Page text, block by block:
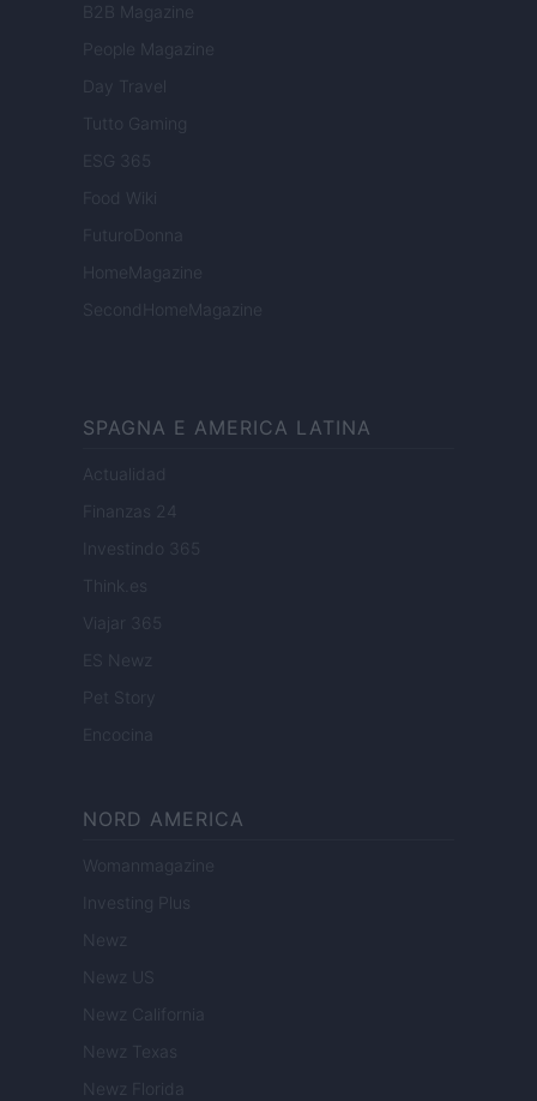
B2B Magazine
People Magazine
Day Travel
Tutto Gaming
ESG 365
Food Wiki
FuturoDonna
HomeMagazine
SecondHomeMagazine
SPAGNA E AMERICA LATINA
Actualidad
Finanzas 24
Investindo 365
Think.es
Viajar 365
ES Newz
Pet Story
Encocina
NORD AMERICA
Womanmagazine
Investing Plus
Newz
Newz US
Newz California
Newz Texas
Newz Florida